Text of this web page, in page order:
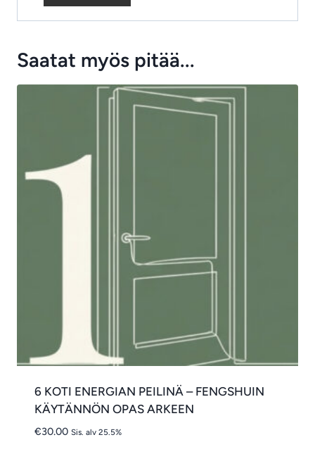
Saatat myös pitää...
6 KOTI ENERGIAN PEILINÄ – FENGSHUIN
KÄYTÄNNÖN OPAS ARKEEN
€30.00 Sis. alv 25.5%